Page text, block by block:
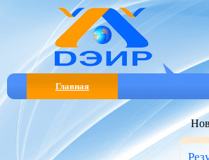
Главная